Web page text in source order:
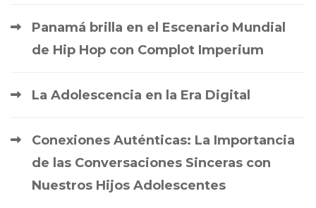
Panamá brilla en el Escenario Mundial
de Hip Hop con Complot Imperium
La Adolescencia en la Era Digital
Conexiones Auténticas: La Importancia
de las Conversaciones Sinceras con
Nuestros Hijos Adolescentes